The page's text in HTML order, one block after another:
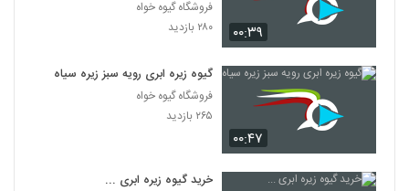
۰۰:۳۹
فروشگاه گیوه خواه
۲۸۰ بازدید
۰۰:۴۷
گیوه زیره ابری رویه سبز زیره سیاه
فروشگاه گیوه خواه
۲۶۵ بازدید
خرید گیوه زیره ابری ...